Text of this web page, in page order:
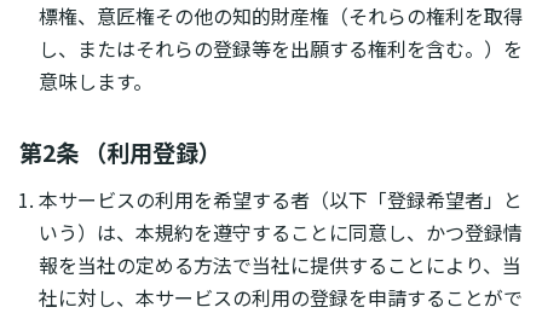
標権、意匠権その他の知的財産権（それらの権利を取得
し、またはそれらの登録等を出願する権利を含む。）を
意味します。
第2条 （利用登録）
本サービスの利用を希望する者（以下「登録希望者」と
いう）は、本規約を遵守することに同意し、かつ登録情
報を当社の定める方法で当社に提供することにより、当
社に対し、本サービスの利用の登録を申請することがで